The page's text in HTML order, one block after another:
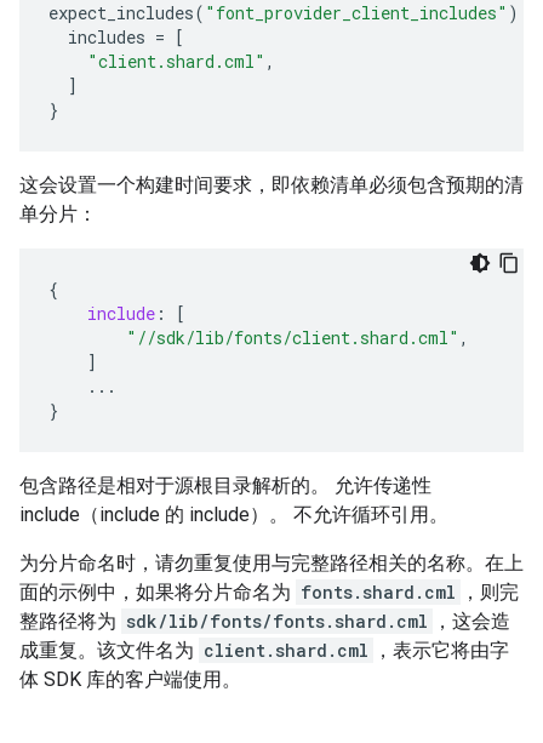
expect_includes( "font_provider_client_includes" )
includes = [
"client.shard.cml" ,
]
}
这会设置一个构建时间要求，即依赖清单必须包含预期的清
单分片：
{
include :
[
"//sdk/lib/fonts/client.shard.cml" ,
]
...
}
包含路径是相对于源根目录解析的。 允许传递性
include（include 的 include）。 不允许循环引用。
为分片命名时，请勿重复使用与完整路径相关的名称。在上
面的示例中，如果将分片命名为 fonts.shard.cml
，则完
整路径将为 sdk/lib/fonts/fonts.shard.cml
，这会造
成重复。该文件名为 client.shard.cml
，表示它将由字
体 SDK 库的客户端使用。